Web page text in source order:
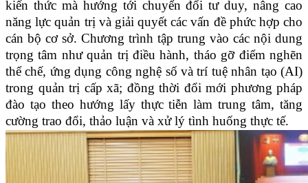
kiến thức mà hướng tới chuyển đổi tư duy, nâng cao
năng lực quản trị và giải quyết các vấn đề phức hợp cho
cán bộ cơ sở. Chương trình tập trung vào các nội dung
trọng tâm như quản trị điều hành, tháo gỡ điểm nghẽn
thể chế, ứng dụng công nghệ số và trí tuệ nhân tạo (AI)
trong quản trị cấp xã; đồng thời đổi mới phương pháp
đào tạo theo hướng lấy thực tiễn làm trung tâm, tăng
cường trao đổi, thảo luận và xử lý tình huống thực tế.